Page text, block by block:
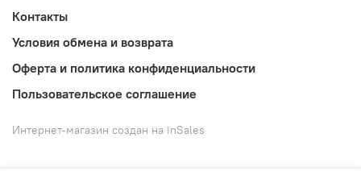
Контакты
Условия обмена и возврата
Оферта и политика конфиденциальности
Пользовательское соглашение
Интернет-магазин создан на inSales